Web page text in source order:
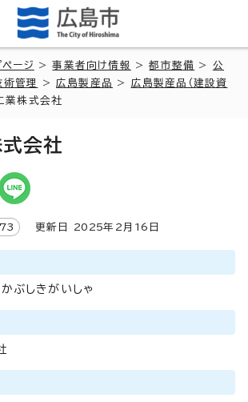
ページ >事業者向け情報 >都市整備 > 公
術管理
>広島製産品 > 広島製産品（建設資
業株式会社
会社
更新日 2025年2月 16 日
ぶしきがいしゃ